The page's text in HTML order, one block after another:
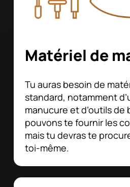
Matériel de
Tu auras besoin de
standard, notamment
manucure et d’outils de
pouvons te fournir les
mais tu devras te
toi-même.